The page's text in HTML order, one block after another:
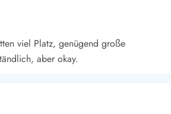
viel Platz, genügend große
aber okay.